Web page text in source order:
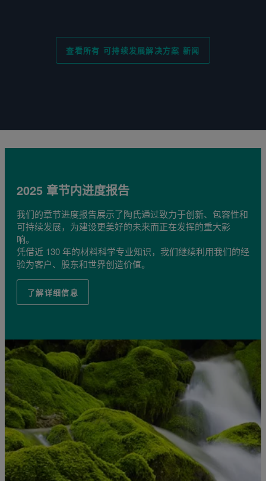
查看所有 可持续发展解决方案 新闻
2025 章节内进度报告
我们的章节进度报告展示了陶氏通过致力于创新、包容性和
可持续发展，为建设更美好的未来而正在发挥的重大影
响。
凭借近 130 年的材料科学专业知识，我们继续利用我们的经
验为客户、股东和世界创造价值。
了解详细信息